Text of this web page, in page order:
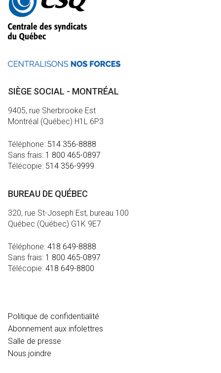
informations
SIÈGE SOCIAL - MONTRÉAL
9405, rue Sherbrooke Est
Montréal (Québec) H1L 6P3
Téléphone: 514 356-8888
Sans frais: 1 800 465-0897
Télécopie: 514 356-9999
BUREAU DE QUÉBEC
320, rue St-Joseph Est, bureau 100
Québec (Québec) G1K 9E7
Téléphone: 418 649-8888
Sans frais: 1 800 465-0897
Télécopie: 418 649-8800
Politique de confidentialité
Abonnement aux infolettres
Salle de presse
Nous joindre